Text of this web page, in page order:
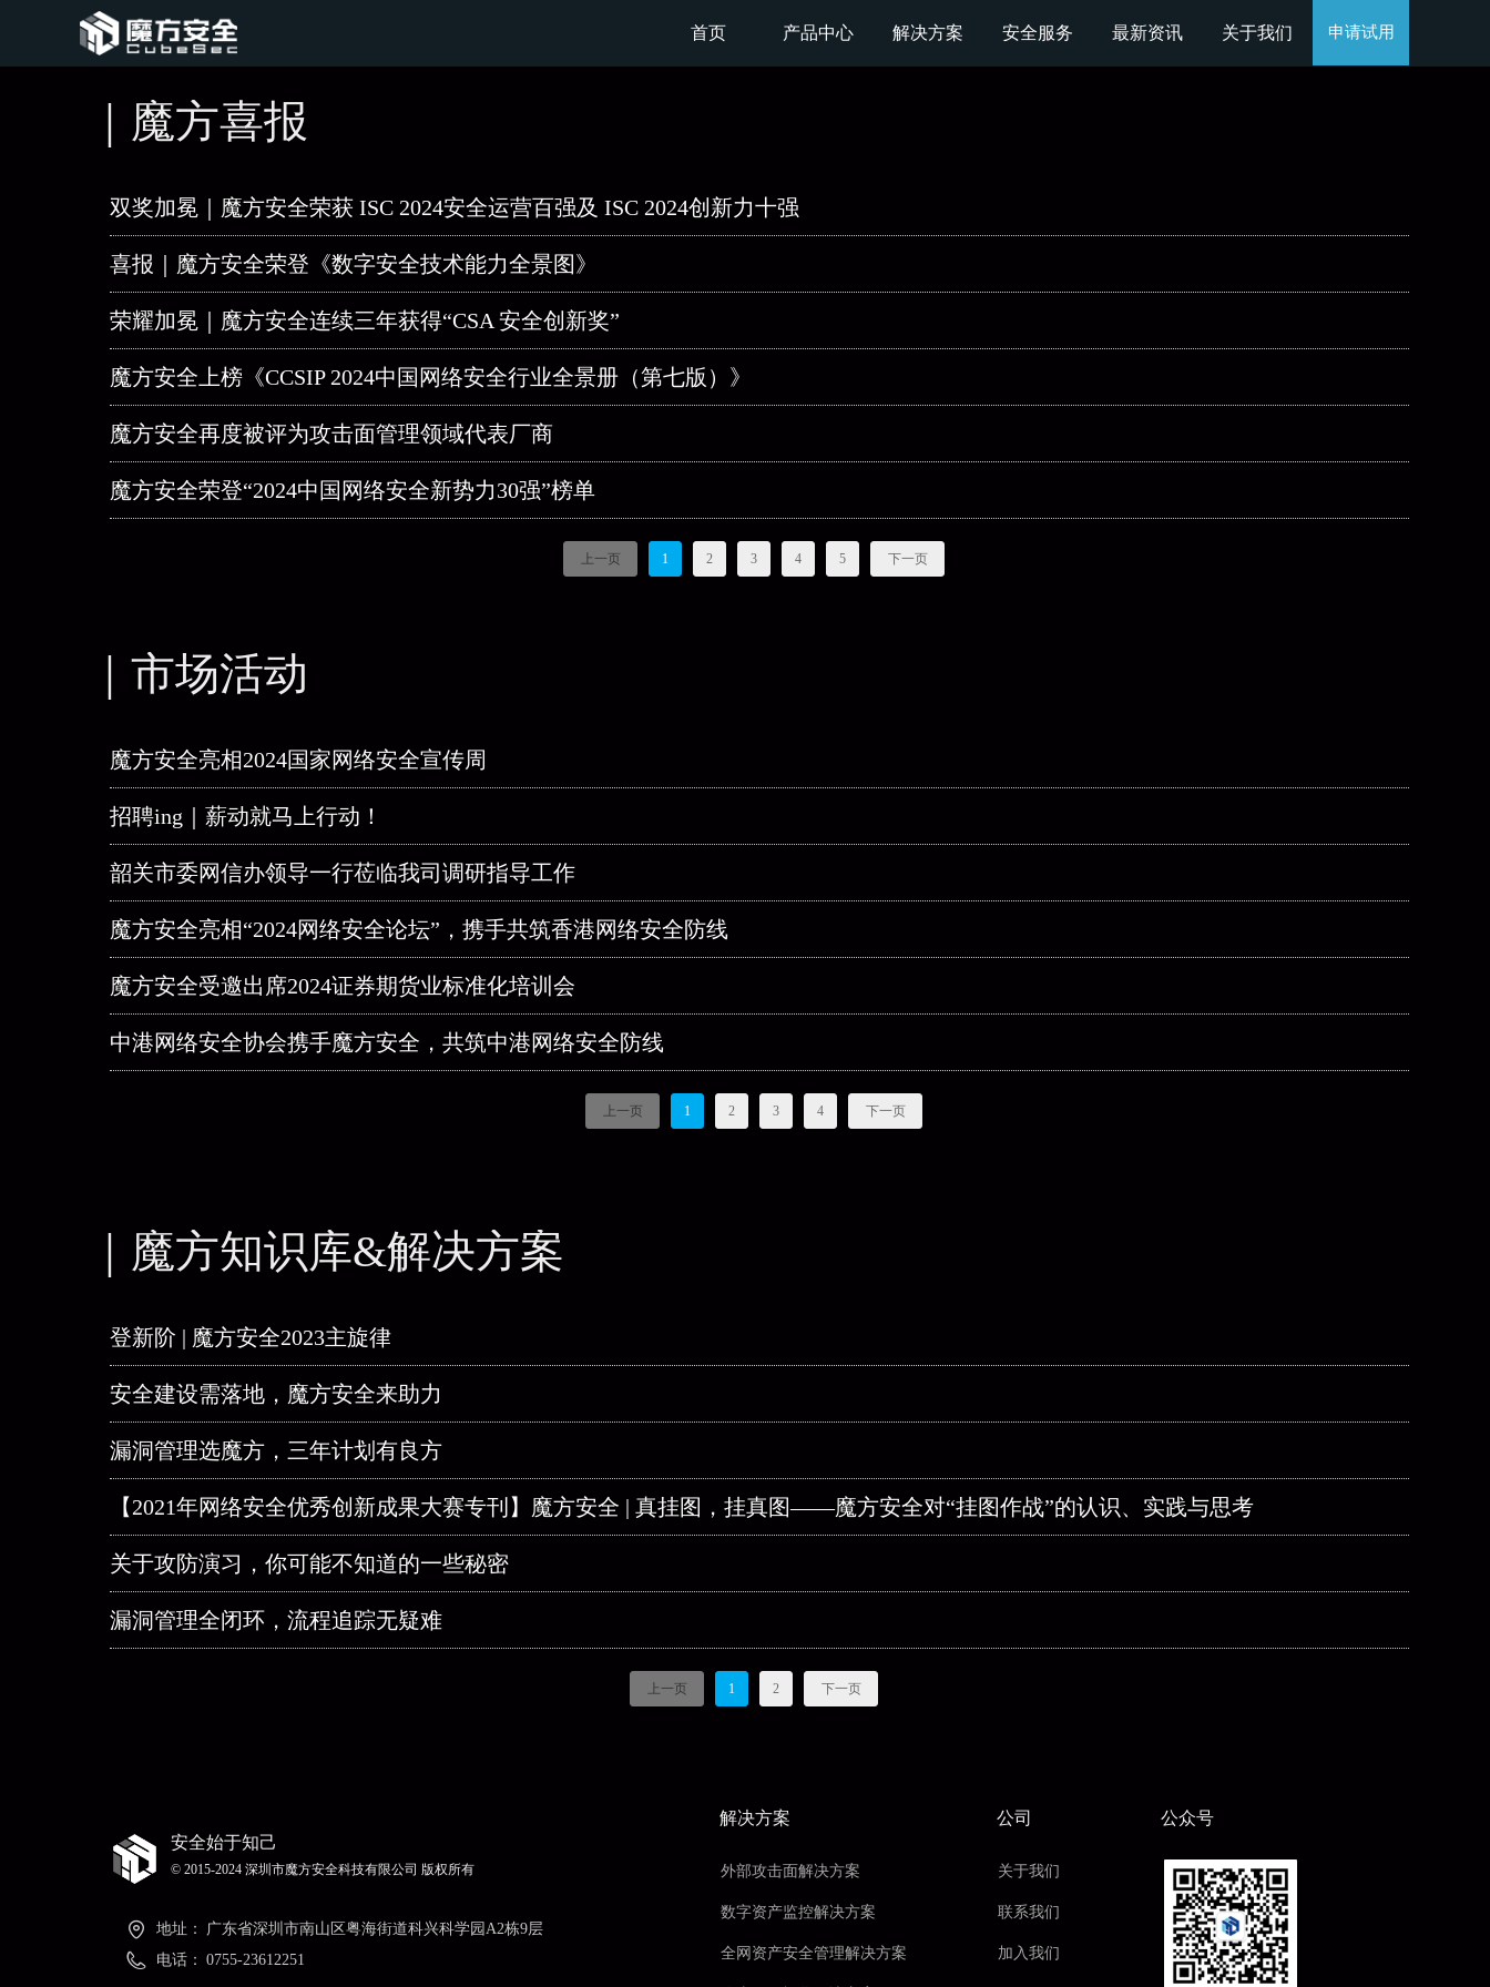
申请试用
首页 产品中心 解决方案 安全服务 最新资讯 关于我们
双奖加冕｜魔方安全荣获 ISC 2024安全运营百强及 ISC 2024创新力十强
喜报｜魔方安全荣登《数字安全技术能力全景图》
荣耀加冕｜魔方安全连续三年获得“CSA 安全创新奖”
魔方安全上榜《CCSIP 2024中国网络安全行业全景册（第七版）》
魔方安全再度被评为攻击面管理领域代表厂商
魔方安全荣登“2024中国网络安全新势力30强”榜单
上一页 1 2 3 4 5 下一页
｜魔方喜报
｜市场活动
魔方安全亮相2024国家网络安全宣传周
招聘ing｜薪动就马上行动！
韶关市委网信办领导一行莅临我司调研指导工作
魔方安全亮相“2024网络安全论坛”，携手共筑香港网络安全防线
魔方安全受邀出席2024证券期货业标准化培训会
中港网络安全协会携手魔方安全，共筑中港网络安全防线
上一页 1 2 3 4 下一页
｜魔方知识库&解决方案
登新阶 | 魔方安全2023主旋律
安全建设需落地，魔方安全来助力
漏洞管理选魔方，三年计划有良方
【2021年网络安全优秀创新成果大赛专刊】魔方安全 | 真挂图，挂真图——魔方安全对“挂图作战”的认识、实践与思考
关于攻防演习，你可能不知道的一些秘密
漏洞管理全闭环，流程追踪无疑难
上一页 1 2 下一页
安全始于知己
© 2015-2024 深圳市魔方安全科技有限公司 版权所有
解决方案
外部攻击面解决方案
数字资产监控解决方案
全网资产安全管理解决方案
关于我们
联系我们
加入我们
公司 公众号
地址：
广东省深圳市南山区粤海街道科兴科学园A2栋9层
电话： 0755-23612251